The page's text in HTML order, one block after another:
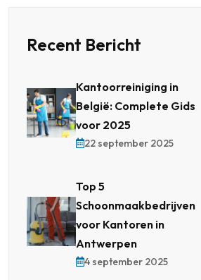
Recent Bericht
Kantoorreiniging in
België: Complete Gids
voor 2025
22 september 2025
Top 5
Schoonmaakbedrijven
voor Kantoren in
Antwerpen
4 september 2025